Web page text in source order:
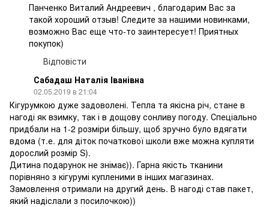
Панченко Виталий Андреевич , благодарим Вас за
такой хороший отзыв! Следите за нашими новинками,
возможно Вас еще что-то заинтересует! Приятных
покупок)
Відповісти
Сабадаш Наталія Іванівна
02.05.2019 в 21:04
Кігурумкою дуже задоволені. Тепла та якісна річ, стане в
нагоді як взимку, так і в дощову сонливу погоду. Спеціально
придбали на 1-2 розміри більшу, щоб зручно було вдягати
вдома (т.е. для діток початкової школи вже можна купляти
дорослий розмір S).
Дитина подарунок не знімає)). Гарна якість тканини
порівняно з кігурумі купленими в інших магазинах.
Замовлення отримали на другий день. В нагоді став пакет,
який надіслали з посилочкою))